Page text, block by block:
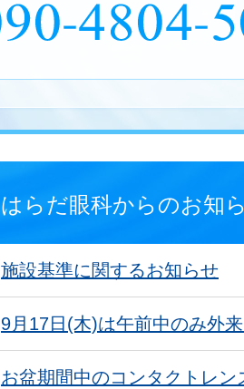
はらだ眼科からのお知
施設基準に関するお知らせ
9月17日(木)は午前中のみ外
お盆期間中のコンタクトレン